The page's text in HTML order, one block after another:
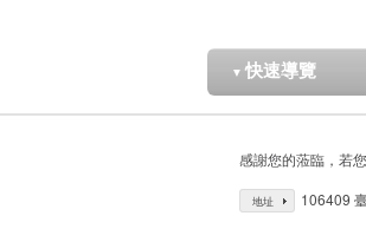
▼ 快速導覽
感謝您的蒞臨，若
地址 106409